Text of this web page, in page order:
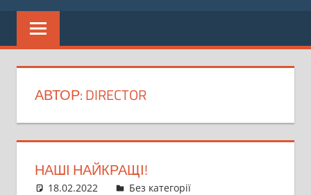
Комунальний
заклад
позашкільної
освіти
сільської
АВТОР:DIRECTOR
НАШІ НАЙКРАЩІ!
18.02.2022 director
Без категорії